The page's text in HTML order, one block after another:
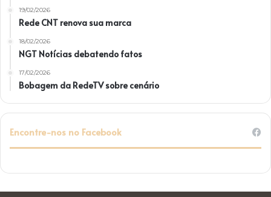
19/02/2026
Rede CNT renova sua marca
18/02/2026
NGT Notícias debatendo fatos
17/02/2026
Bobagem da RedeTV sobre cenário
Encontre-nos no Facebook